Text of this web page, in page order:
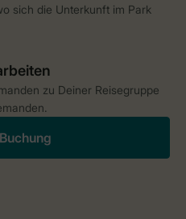
sich die Unterkunft im Park
zu Deiner Reisegruppe